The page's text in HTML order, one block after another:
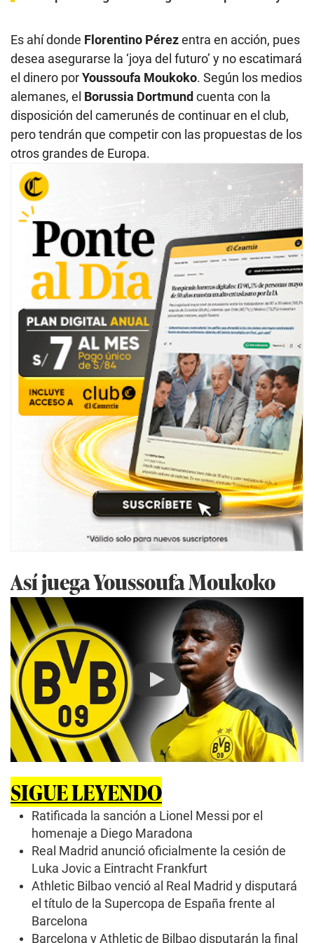
Es ahí donde Florentino Pérezentra en acción, pues
desea asegurarse la ‘joya del futuro’ y no escatimará
el dinero porYoussoufa Moukoko. Según los medios
alemanes, el Borussia Dortmund cuenta con la
disposición del camerunés de continuar en el club,
pero tendrán que competir con las propuestas de los
otros grandes de Europa.
Así juega Youssoufa Moukoko
Play
SIGUE LEYENDO
Ratificada la sanción a Lionel Messi por el
homenaje a Diego Maradona
Real Madrid anunció oficialmente la cesión de
Luka Jovic a Eintracht Frankfurt
Athletic Bilbao venció al Real Madrid y disputará
el título de la Supercopa de España frente al
Barcelona
Barcelona y Athletic de Bilbao disputarán la final